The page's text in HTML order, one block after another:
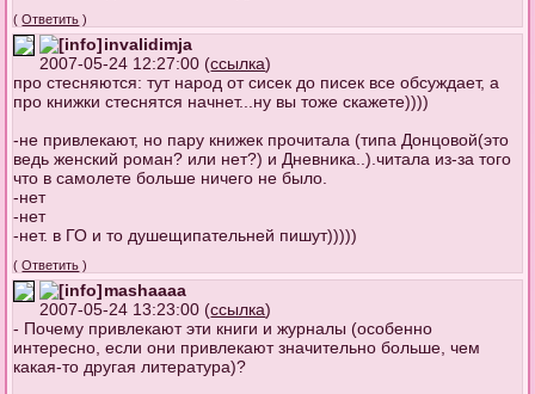
(Ответить )
invalidimja
2007-05-24 12:27:00 (ссылка)
про стесняются: тут народ от сисек до писек все обсуждает, а
про книжки стеснятся начнет...ну вы тоже скажете))))
-не привлекают, но пару книжек прочитала (типа Донцовой(это
ведь женский роман? или нет?) и Дневника..).читала из-за того
что в самолете больше ничего не было.
-нет
-нет
-нет. в ГО и то душещипательней пишут)))))
(Ответить )
mashaaaa
2007-05-24 13:23:00 (ссылка)
- Почему привлекают эти книги и журналы (особенно
интересно, если они привлекают значительно больше, чем
какая-то другая литература)?